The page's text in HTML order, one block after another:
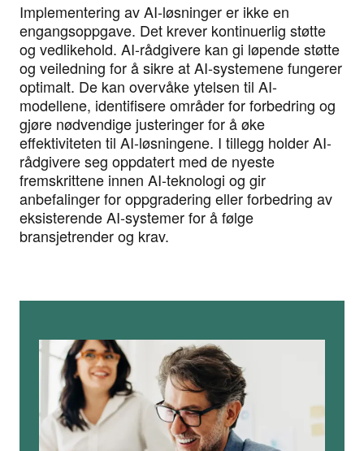
Implementering av AI-løsninger er ikke en
engangsoppgave. Det krever kontinuerlig støtte
og vedlikehold. AI-rådgivere kan gi løpende støtte
og veiledning for å sikre at AI-systemene fungerer
optimalt. De kan overvåke ytelsen til AI-
modellene, identifisere områder for forbedring og
gjøre nødvendige justeringer for å øke
effektiviteten til AI-løsningene. I tillegg holder AI-
rådgivere seg oppdatert med de nyeste
fremskrittene innen AI-teknologi og gir
anbefalinger for oppgradering eller forbedring av
eksisterende AI-systemer for å følge
bransjetrender og krav.